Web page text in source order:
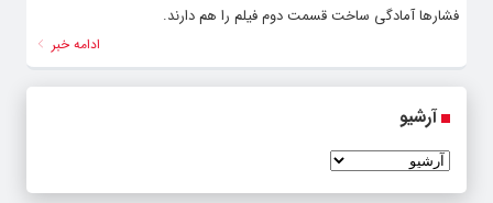
فشارها آمادگی ساخت قسمت دوم فیلم را هم دارند.
ادامه خبر
آرشیو